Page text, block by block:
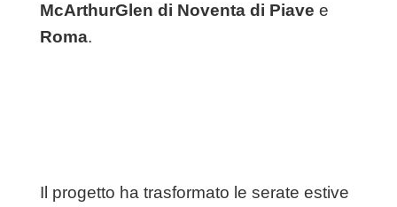
McArthurGlen di Noventa di Piave e
Roma.
Il progetto ha trasformato le serate estive